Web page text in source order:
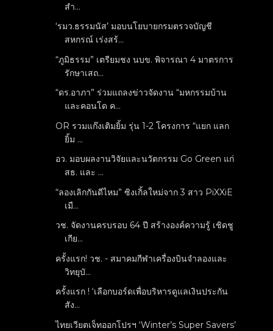
สำ...
‘รมว.ธรรมนัส’ มอบนโยบายกรมตรวจบัญชี
สหกรณ์ เร่งสร้...
“ภูมิธรรม” เตรียมชง นบข. พิจารณา 4 มาตรการ
รักษาเสถ...
“ดร.อาภา” ร่วมแถลงข่าวจัดงาน “มหกรรมบ้าน
และคอนโด ค...
OR รวมแก๊งเติมยิ้ม รุ่น 1-2 โครงการ “แยก แลก
ยิ้ม ...
อว. มอบผลงานวิจัยและนวัตกรรม Go Green แก่
สธ. และ ...
“ลองเลิกกันดีไหม” ซิงเกิ้ลใหม่จาก 3 สาว PiXXiE
เมื...
วช. จัดงานครบรอบ 64 ปี สร้างองค์ความรู้ เชิดชู
เกีย...
ครั้งแรก! วช. - สมาคมกีฬาเครื่องบินจำลองและ
วิทยุบั...
ครั้งแรก ! ‘เลือกบอร์ดเพื่อบริหารดูแลเงินประกัน
สัง...
ไทยเวียตเจ็ทออกโปรฯ ‘Winter’s Super Savers’